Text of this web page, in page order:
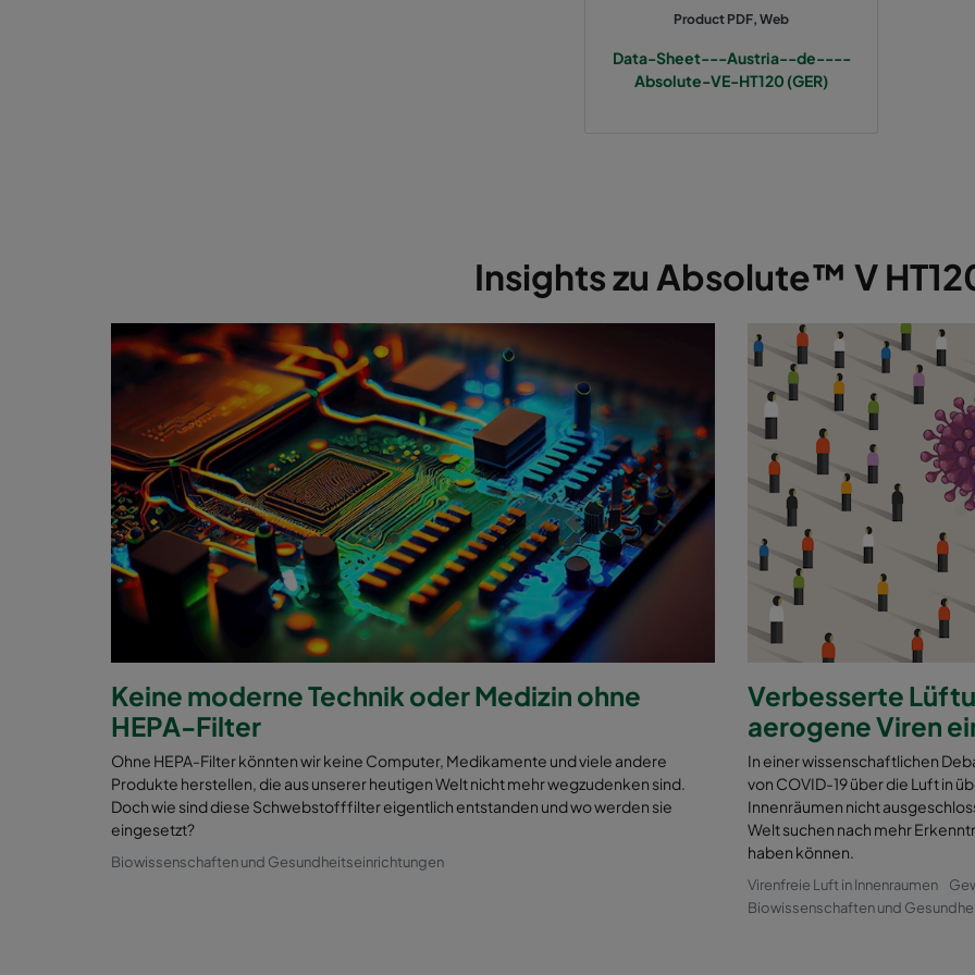
Product PDF, Web
Data-Sheet---Austria--de----
Absolute-VE-HT120 (GER)
Insights zu Absolute™ V
Keine moderne Technik oder Medizin ohne
HEPA-Filter
Ohne HEPA-Filter könnten wir keine Computer, Medikamente und viele andere
Produkte herstellen, die aus unserer heutigen Welt nicht mehr wegzudenken sind.
Doch wie sind diese Schwebstofffilter eigentlich entstanden und wo werden sie
eingesetzt?
Biowissenschaften und Gesundheitseinrichtungen
Verbesserte
aerogene Viren
In einer wissenschaftlichen
von COVID-19 über die Luft in
Innenräumen nicht
Welt suchen nach mehr
haben können.
Virenfreie Luft in Innenraumen
Biowissenschaften und